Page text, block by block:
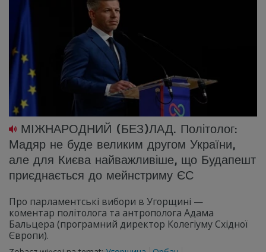
МІЖНАРОДНИЙ (БЕЗ)ЛАД. Політолог:
Мадяр не буде великим другом України,
але для Києва найважливіше, що Будапешт
приєднається до мейнстриму ЄС
Про парламентські вибори в Угорщині —
коментар політолога та антрополога Адама
Бальцера (програмний директор Колегіуму Східної
Європи).